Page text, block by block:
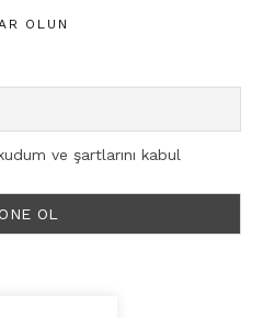
OLUN
ve şartlarını kabul